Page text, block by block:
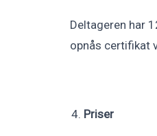
Deltageren har
opnås certifikat
Priser